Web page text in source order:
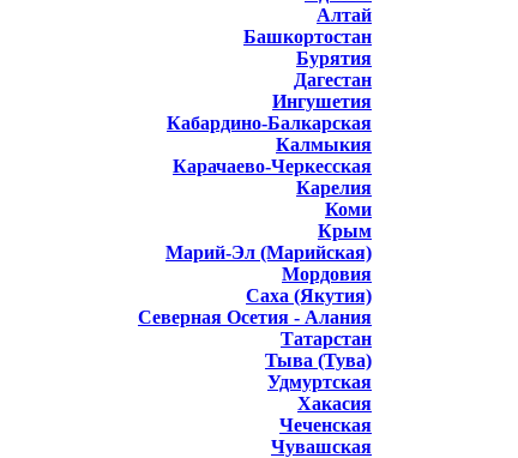
Алтай
Башкортостан
Бурятия
Дагестан
Ингушетия
Кабардино-Балкарская
Калмыкия
Карачаево-Черкесская
Карелия
Коми
Крым
Марий-Эл (Марийская)
Мордовия
Саха (Якутия)
Северная Осетия - Алания
Татарстан
Тыва (Тува)
Удмуртская
Хакасия
Чеченская
Чувашская